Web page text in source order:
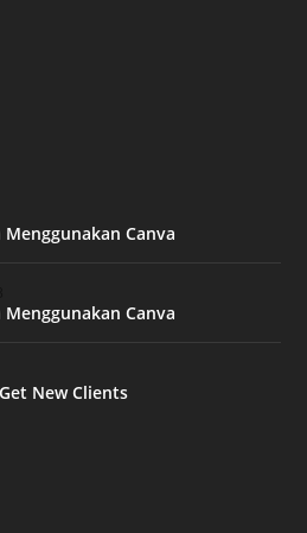
Canva
Canva
New Clients